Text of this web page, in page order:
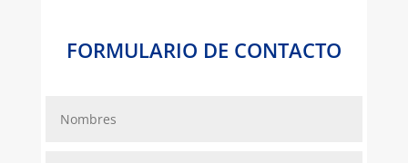
FORMULARIO DE CONTACTO